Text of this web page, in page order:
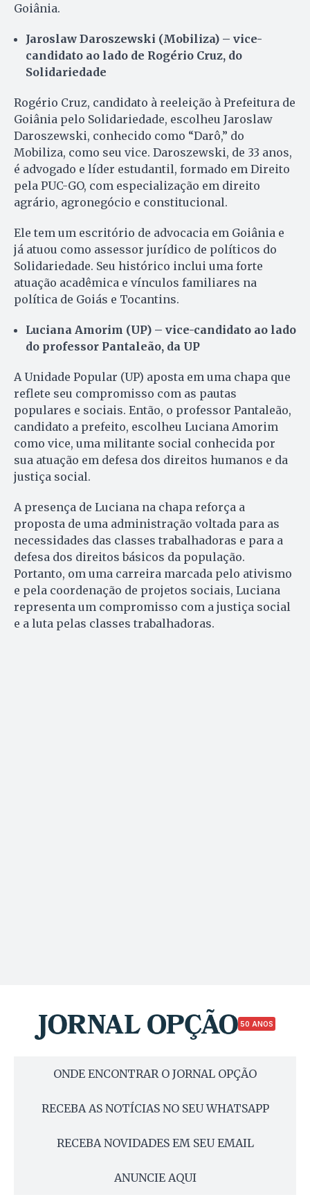
Goiânia.
Jaroslaw Daroszewski (Mobiliza) – vice-
candidato ao lado de Rogério Cruz, do
Solidariedade
Rogério Cruz, candidato à reeleição à Prefeitura de
Goiânia pelo Solidariedade, escolheu Jaroslaw
Daroszewski, conhecido como “Darô,” do
Mobiliza, como seu vice. Daroszewski, de 33 anos,
é advogado e líder estudantil, formado em Direito
pela PUC-GO, com especialização em direito
agrário, agronegócio e constitucional.
Ele tem um escritório de advocacia em Goiânia e
já atuou como assessor jurídico de políticos do
Solidariedade. Seu histórico inclui uma forte
atuação acadêmica e vínculos familiares na
política de Goiás e Tocantins.
Luciana Amorim (UP) – vice-candidato ao lado
do professor Pantaleão, da UP
A Unidade Popular (UP) aposta em uma chapa que
reflete seu compromisso com as pautas
populares e sociais. Então, o professor Pantaleão,
candidato a prefeito, escolheu Luciana Amorim
como vice, uma militante social conhecida por
sua atuação em defesa dos direitos humanos e da
justiça social.
A presença de Luciana na chapa reforça a
proposta de uma administração voltada para as
necessidades das classes trabalhadoras e para a
defesa dos direitos básicos da população.
Portanto, om uma carreira marcada pelo ativismo
e pela coordenação de projetos sociais, Luciana
representa um compromisso com a justiça social
e a luta pelas classes trabalhadoras.
50 ANOS
ONDE ENCONTRAR O JORNAL OPÇÃO
RECEBA AS NOTÍCIAS NO SEU WHATSAPP
RECEBA NOVIDADES EM SEU EMAIL
ANUNCIE AQUI